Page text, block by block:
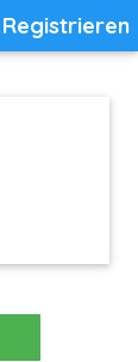
Registrieren